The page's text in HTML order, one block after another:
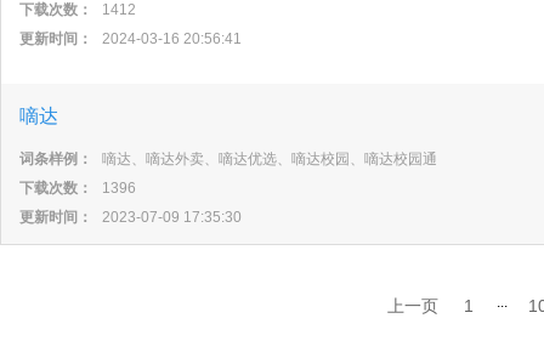
下载次数：
1412
更新时间：
2024-03-16 20:56:41
嘀达
词条样例：
嘀达、嘀达外卖、嘀达优选、嘀达校园、嘀达校园通
下载次数：
1396
更新时间：
2023-07-09 17:35:30
上一页 1 ...